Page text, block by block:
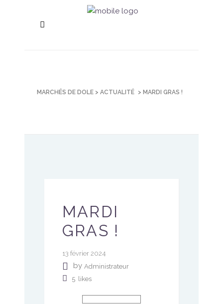
MARCHÉS DE DOLE > ACTUALITÉ > MARDI GRAS !
MARDI
GRAS !
13 février 2024
by Administrateur
5 likes